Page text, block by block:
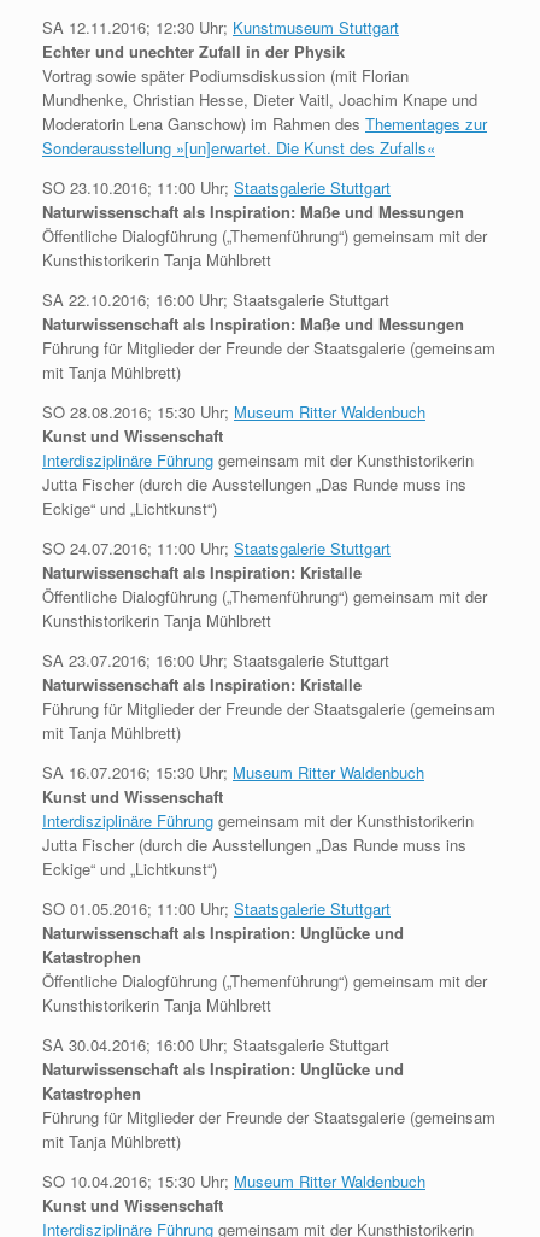
SA 12.11.2016; 12:30 Uhr; Kunstmuseum Stuttgart
Echter und unechter Zufall in der Physik
Vortrag sowie später Podiumsdiskussion (mit Florian
Mundhenke, Christian Hesse, Dieter Vaitl, Joachim Knape und
Moderatorin Lena Ganschow) im Rahmen des Thementages zur
Sonderausstellung »[un]erwartet. Die Kunst des Zufalls«
SO 23.10.2016; 11:00 Uhr; Staatsgalerie Stuttgart
Naturwissenschaft als Inspiration: Maße und Messungen
Öffentliche Dialogführung („Themenführung“) gemeinsam mit der
Kunsthistorikerin Tanja Mühlbrett
SA 22.10.2016; 16:00 Uhr; Staatsgalerie Stuttgart
Naturwissenschaft als Inspiration: Maße und Messungen
Führung für Mitglieder der Freunde der Staatsgalerie (gemeinsam
mit Tanja Mühlbrett)
SO 28.08.2016; 15:30 Uhr; Museum Ritter Waldenbuch
Kunst und Wissenschaft
Interdisziplinäre Führung gemeinsam mit der Kunsthistorikerin
Jutta Fischer (durch die Ausstellungen „Das Runde muss ins
Eckige“ und „Lichtkunst“)
SO 24.07.2016; 11:00 Uhr; Staatsgalerie Stuttgart
Naturwissenschaft als Inspiration: Kristalle
Öffentliche Dialogführung („Themenführung“) gemeinsam mit der
Kunsthistorikerin Tanja Mühlbrett
SA 23.07.2016; 16:00 Uhr; Staatsgalerie Stuttgart
Naturwissenschaft als Inspiration: Kristalle
Führung für Mitglieder der Freunde der Staatsgalerie (gemeinsam
mit Tanja Mühlbrett)
SA 16.07.2016; 15:30 Uhr; Museum Ritter Waldenbuch
Kunst und Wissenschaft
Interdisziplinäre Führung gemeinsam mit der Kunsthistorikerin
Jutta Fischer (durch die Ausstellungen „Das Runde muss ins
Eckige“ und „Lichtkunst“)
SO 01.05.2016; 11:00 Uhr; Staatsgalerie Stuttgart
Naturwissenschaft als Inspiration: Unglücke und
Katastrophen
Öffentliche Dialogführung („Themenführung“) gemeinsam mit der
Kunsthistorikerin Tanja Mühlbrett
SA 30.04.2016; 16:00 Uhr; Staatsgalerie Stuttgart
Naturwissenschaft als Inspiration: Unglücke und
Katastrophen
Führung für Mitglieder der Freunde der Staatsgalerie (gemeinsam
mit Tanja Mühlbrett)
SO 10.04.2016; 15:30 Uhr; Museum Ritter Waldenbuch
Kunst und Wissenschaft
Interdisziplinäre Führung gemeinsam mit der Kunsthistorikerin